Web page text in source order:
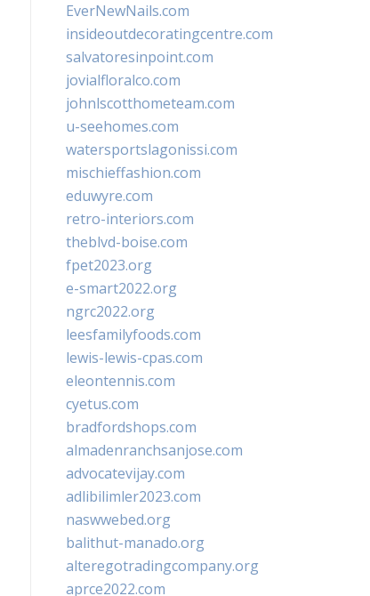
EverNewNails.com
insideoutdecoratingcentre.com
salvatoresinpoint.com
jovialfloralco.com
johnlscotthometeam.com
u-seehomes.com
watersportslagonissi.com
mischieffashion.com
eduwyre.com
retro-interiors.com
theblvd-boise.com
fpet2023.org
e-smart2022.org
ngrc2022.org
leesfamilyfoods.com
lewis-lewis-cpas.com
eleontennis.com
cyetus.com
bradfordshops.com
almadenranchsanjose.com
advocatevijay.com
adlibilimler2023.com
naswwebed.org
balithut-manado.org
alteregotradingcompany.org
aprce2022.com